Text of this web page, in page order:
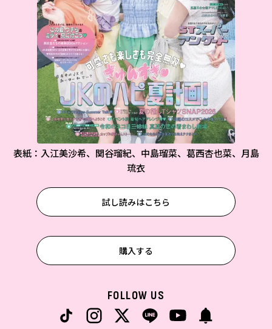
表紙：入江美沙希、関谷瑠紀、中島瑠菜、葛西杏也菜、月島
琉衣
試し読みはこちら
購入する
FOLLOW US